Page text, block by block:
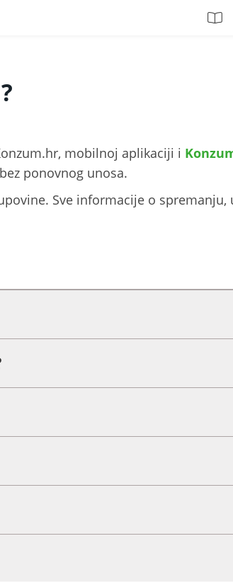
mobilnoj aplikaciji i
ponovnog unosa.
Sve informacije o